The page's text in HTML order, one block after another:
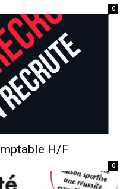
0
H/F
0